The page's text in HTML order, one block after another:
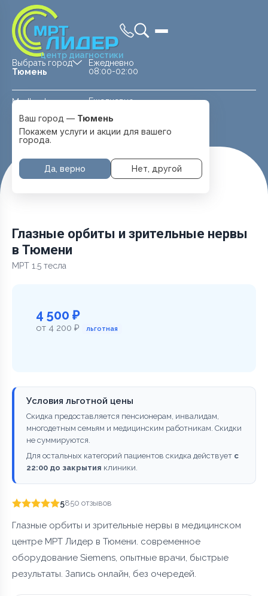
центр диагностики
Выбрать город
Тюмень
Medland —
Тюмень
Ежедневно
08:00-02:00
Ежедневно
Перейти
Ваш город — Тюмень
Покажем услуги и акции для вашего
города.
Да, верно Нет, другой
Главная Услуги и цены МРТ Головы
Глазные орбиты и зрительные нервы
в Тюмени
МРТ 1.5 тесла
4 500 ₽
от 4 200 ₽ льготная
Условия льготной цены
Скидка предоставляется пенсионерам, инвалидам,
многодетным семьям и медицинским работникам. Скидки
не суммируются.
Для остальных категорий пациентов скидка действует с
22:00 до закрытия клиники.
5850 отзывов
Глазные орбиты и зрительные нервы в медицинском
центре МРТ Лидер в Тюмени. современное
оборудование Siemens, опытные врачи, быстрые
результаты. Запись онлайн, без очередей.